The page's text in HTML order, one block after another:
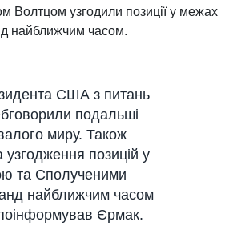
Волтцом узгодили позиції у межах
найближчим часом.
США з питань
подальші
миру. Також
позицій у
та Сполученими
найближчим часом
Єрмак.